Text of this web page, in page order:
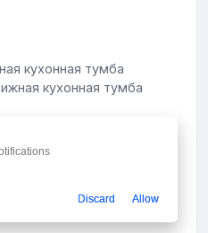
кухонная тумба
Discard Allow